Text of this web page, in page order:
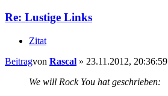
Re: Lustige Links
Zitat
Beitragvon Rascal » 23.11.2012, 20:36:59
We will Rock You hat geschrieben: